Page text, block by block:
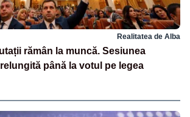
Realitatea de Alba
rămân la muncă. Sesiunea
până la votul pe legea